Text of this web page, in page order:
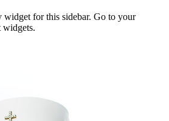
widget for this sidebar. Go to your
widgets.